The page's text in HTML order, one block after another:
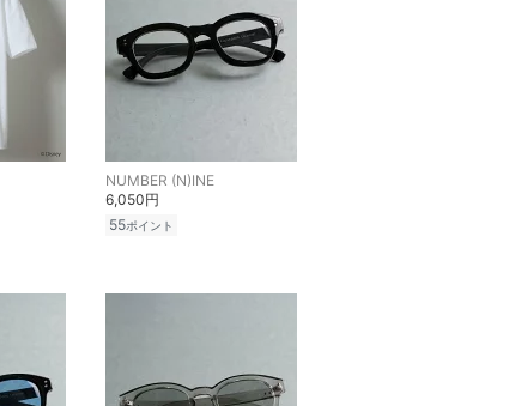
NUMBER (N)INE
6,050円
55ポイント